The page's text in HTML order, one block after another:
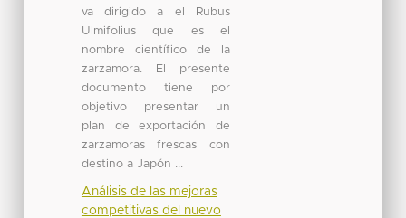
va dirigido a el Rubus
Ulmifolius que es el
nombre científico de la
zarzamora. El presente
documento tiene por
objetivo presentar un
plan de exportación de
zarzamoras frescas con
destino a Japón ...
Análisis de las mejoras
competitivas del nuevo